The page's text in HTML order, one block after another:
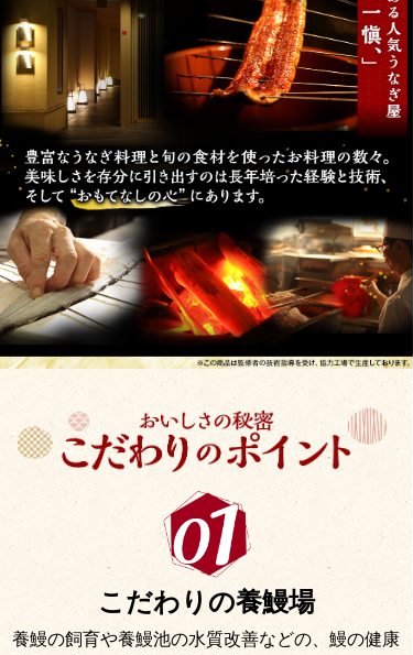
こだわりの養鰻場
養鰻の飼育や養鰻池の水質改善などの、鰻の健康